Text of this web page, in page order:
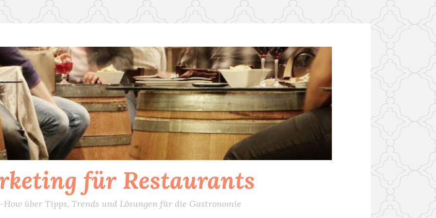
für Restaurants
How über Tipps, Trends und Lösungen für die Gastronomie